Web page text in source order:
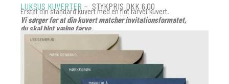
LUKSUS KUVERTER – STYKPRIS DKK 6.00
Erstat din standard kuvert med en flot farvet kuvert.
Vi sørger for at din kuvert matcher invitationsformatet,
du skal blot vælge farve.